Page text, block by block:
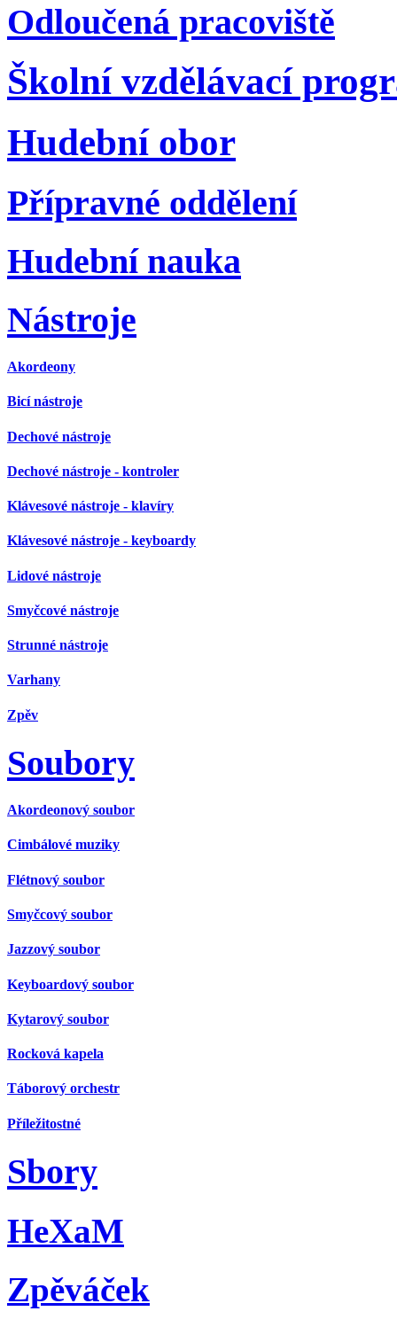
Odloučená pracoviště
Školní vzdělávací
Hudební obor
Přípravné oddělení
Hudební nauka
Nástroje
Akordeony
Bicí nástroje
Dechové nástroje
Dechové nástroje - kontroler
Klávesové nástroje - klavíry
Klávesové nástroje - keyboardy
Lidové nástroje
Smyčcové nástroje
Strunné nástroje
Varhany
Zpěv
Soubory
Akordeonový soubor
Cimbálové muziky
Flétnový soubor
Smyčcový soubor
Jazzový soubor
Keyboardový soubor
Kytarový soubor
Rocková kapela
Táborový orchestr
Příležitostné
Sbory
HeXaM
Zpěváček